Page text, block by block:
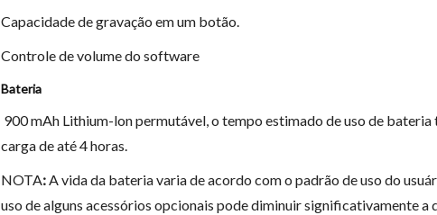
Capacidade de gravação em um botão.
Controle de volume do software
Bateria
900 mAh Lithium-lon permutável, o tempo estimado de uso de
carga de até 4 horas.
NOTA:A vida da bateria varia de acordo com o padrão de uso do
uso de alguns acessórios opcionais pode diminuir significativamente a